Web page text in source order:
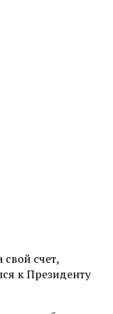
счет,
к Президенту